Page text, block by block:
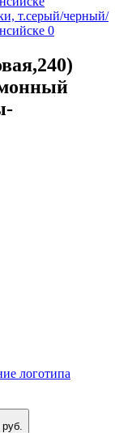
логотипа